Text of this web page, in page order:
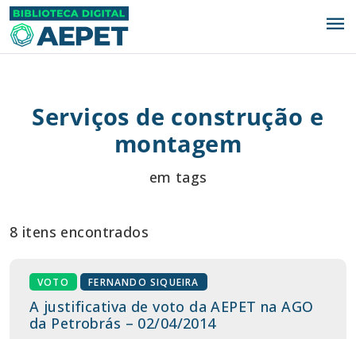
menu
Serviços de construção e
montagem
em tags
8 itens encontrados
VOTO FERNANDO SIQUEIRA
A justificativa de voto da AEPET na AGO
da Petrobrás – 02/04/2014